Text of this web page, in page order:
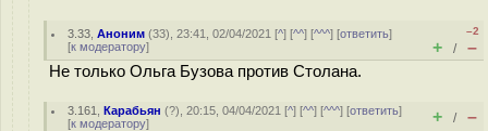
3.33 ,Аноним (33), 23:41, 02/04/2021 [^] [^^] [^^^] [ответить]
[к модератору]
–2
+ / –
Не только Ольга Бузова против Столана.
3.161 ,Карабьян (?), 20:15, 04/04/2021 [^] [^^] [^^^] [ответить]
[к модератору] + / –